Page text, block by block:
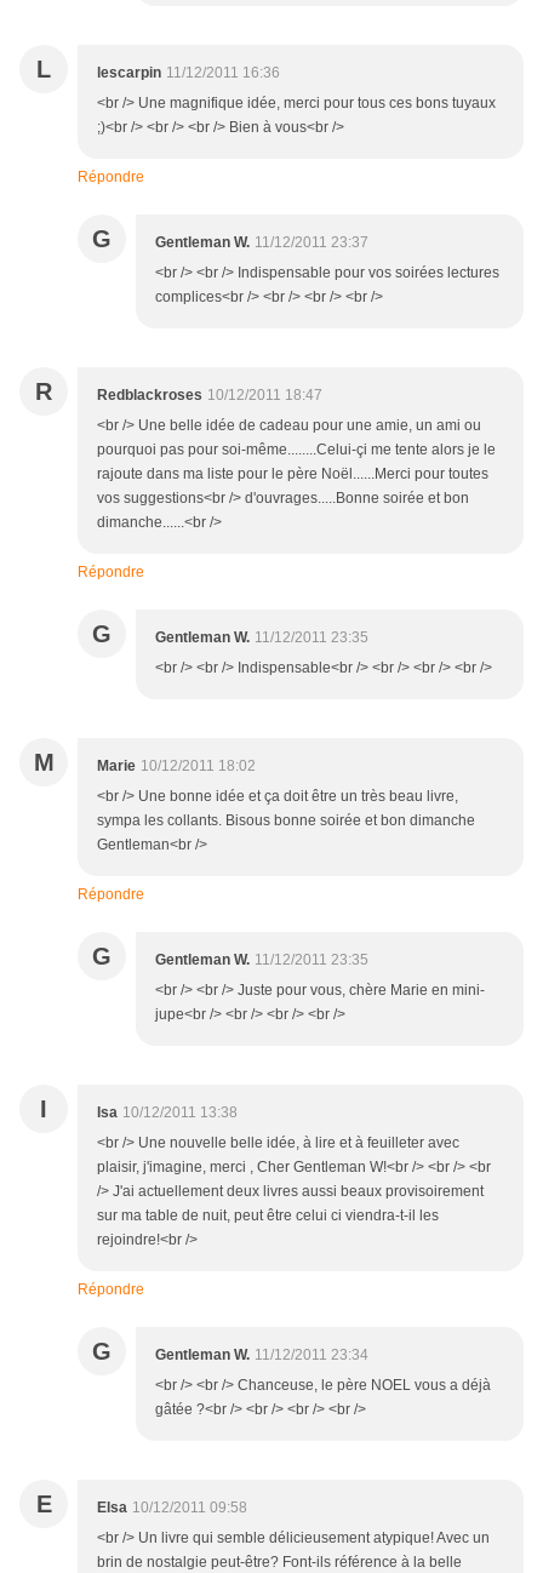
L lescarpin 11/12/2011 16:36
<br /> Une magnifique idée, merci pour tous ces bons tuyaux
;)<br /> <br /> <br /> Bien à vous<br />
Répondre
G Gentleman W. 11/12/2011 23:37
<br /> <br /> Indispensable pour vos soirées lectures
complices<br /> <br /> <br /> <br />
R Redblackroses 10/12/2011 18:47
<br /> Une belle idée de cadeau pour une amie, un ami ou
pourquoi pas pour soi-même........Celui-çi me tente alors je le
rajoute dans ma liste pour le père Noël......Merci pour toutes
vos suggestions<br /> d'ouvrages.....Bonne soirée et bon
dimanche......<br />
Répondre
G Gentleman W. 11/12/2011 23:35
<br /> <br /> Indispensable<br /> <br /> <br /> <br />
M Marie 10/12/2011 18:02
<br /> Une bonne idée et ça doit être un très beau livre,
sympa les collants. Bisous bonne soirée et bon dimanche
Gentleman<br />
Répondre
G Gentleman W. 11/12/2011 23:35
<br /> <br /> Juste pour vous, chère Marie en mini-
jupe<br /> <br /> <br /> <br />
I Isa 10/12/2011 13:38
<br /> Une nouvelle belle idée, à lire et à feuilleter avec
plaisir, j'imagine, merci , Cher Gentleman W!<br /> <br /> <br
/> J'ai actuellement deux livres aussi beaux provisoirement
sur ma table de nuit, peut être celui ci viendra-t-il les
rejoindre!<br />
Répondre
G Gentleman W. 11/12/2011 23:34
<br /> <br /> Chanceuse, le père NOEL vous a déjà
gâtée ?<br /> <br /> <br /> <br />
E Elsa 10/12/2011 09:58
<br /> Un livre qui semble délicieusement atypique! Avec un
brin de nostalgie peut-être? Font-ils référence à la belle